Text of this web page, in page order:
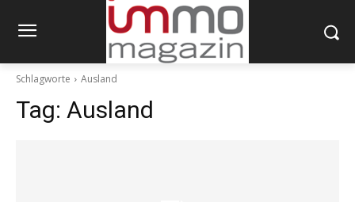
Schlagworte Ausland
Tag: Ausland